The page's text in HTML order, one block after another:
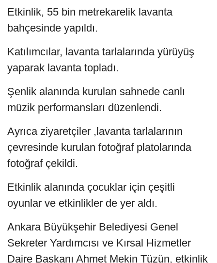
Etkinlik, 55 bin metrekarelik lavanta
bahçesinde yapıldı.
Katılımcılar, lavanta tarlalarında yürüyüş
yaparak lavanta topladı.
Şenlik alanında kurulan sahnede canlı
müzik performansları düzenlendi.
Ayrıca ziyaretçiler ,lavanta tarlalarının
çevresinde kurulan fotoğraf platolarında
fotoğraf çekildi.
Etkinlik alanında çocuklar için çeşitli
oyunlar ve etkinlikler de yer aldı.
Ankara Büyükşehir Belediyesi Genel
Sekreter Yardımcısı ve Kırsal Hizmetler
Daire Başkanı Ahmet Mekin Tüzün, etkinlik